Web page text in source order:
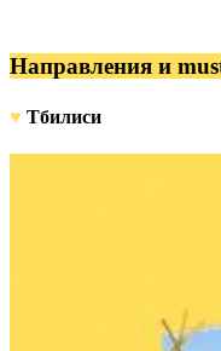
Направления и
♥ Тбилиси